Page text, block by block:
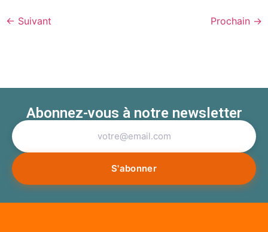
← Suivant Prochain →
Abonnez-vous à notre newsletter